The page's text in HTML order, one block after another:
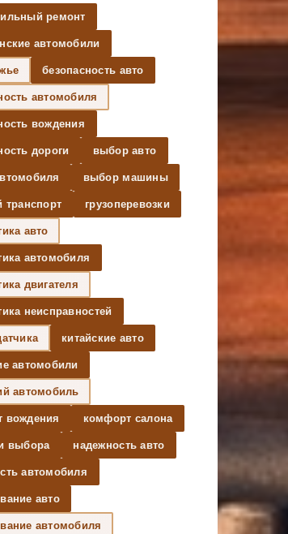
ремонт
автомобили
безопасность авто
автомобиля
вождения
дороги выбор авто
выбор машины
транспорт грузоперевозки
авто
автомобиля
двигателя
неисправностей
китайские авто
автомобили
автомобиль
вождения комфорт салона
выбора надежность авто
автомобиля
авто
автомобиля